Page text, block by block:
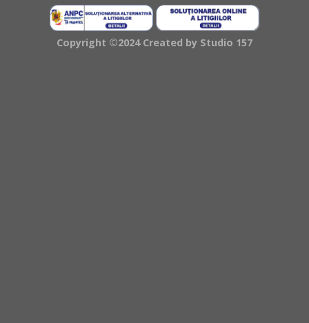
Copyright ©2024 Created by Studio 157